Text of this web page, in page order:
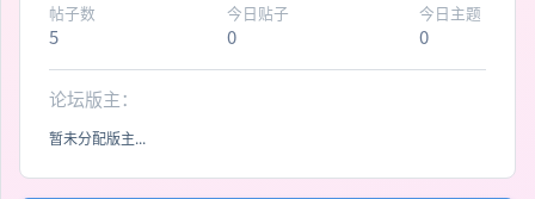
帖子数
5
今日贴子
0
今日主题
0
论坛版主：
暂未分配版主...